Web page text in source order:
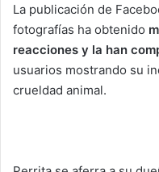
La publicación de
fotografías ha obtenido
reacciones y la han
usuarios mostrando su
crueldad animal.